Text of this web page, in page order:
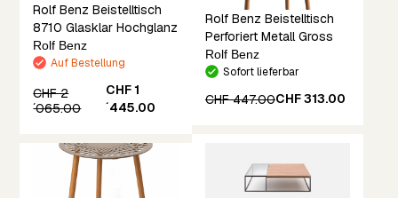
Rolf Benz Beistelltisch
8710 Glasklar Hochglanz
Rolf Benz
Auf Bestellung
CHF 2
´065.00
CHF 1
´445.00
Rolf Benz Beistelltisch
Perforiert Metall Gross
Rolf Benz
Sofort lieferbar
CHF 447.00CHF 313.00